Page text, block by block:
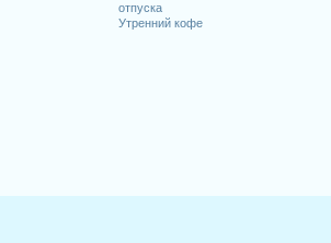
отпуска
Утренний кофе